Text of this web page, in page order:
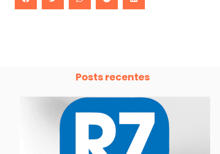
Posts recentes